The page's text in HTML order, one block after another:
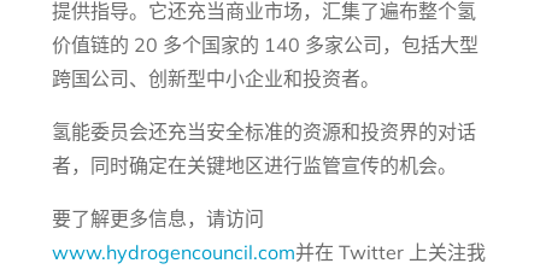
提供指导。它还充当商业市场，汇集了遍布整个氢
价值链的 20 多个国家的 140 多家公司，包括大型
跨国公司、创新型中小企业和投资者。
氢能委员会还充当安全标准的资源和投资界的对话
者，同时确定在关键地区进行监管宣传的机会。
要了解更多信息，请访问
www.hydrogencouncil.com并在 Twitter 上关注我